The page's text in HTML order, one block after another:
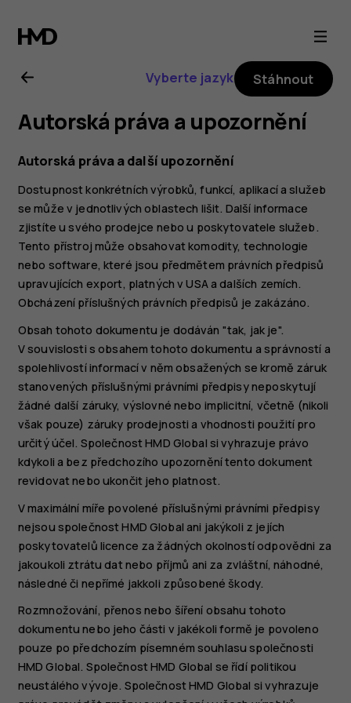
Uživatelská
příručka
k telefonu
Nokia 2.1
Vyberte jazyk Stáhnout
Autorská práva a upozornění
Autorská práva a další upozornění
Dostupnost konkrétních výrobků, funkcí, aplikací a služeb
se může v jednotlivých oblastech lišit. Další informace
zjistíte u svého prodejce nebo u poskytovatele služeb.
Tento přístroj může obsahovat komodity, technologie
nebo software, které jsou předmětem právních předpisů
upravujících export, platných v USA a dalších zemích.
Obcházení příslušných právních předpisů je zakázáno.
Obsah tohoto dokumentu je dodáván "tak, jak je".
V souvislosti s obsahem tohoto dokumentu a správností a
spolehlivostí informací v něm obsažených se kromě záruk
stanovených příslušnými právními předpisy neposkytují
žádné další záruky, výslovné nebo implicitní, včetně (nikoli
však pouze) záruky prodejnosti a vhodnosti použití pro
určitý účel. Společnost HMD Global si vyhrazuje právo
kdykoli a bez předchozího upozornění tento dokument
revidovat nebo ukončit jeho platnost.
V maximální míře povolené příslušnými právními předpisy
nejsou společnost HMD Global ani jakýkoli z jejích
poskytovatelů licence za žádných okolností odpovědni za
jakoukoli ztrátu dat nebo příjmů ani za zvláštní, náhodné,
následné či nepřímé jakkoli způsobené škody.
Rozmnožování, přenos nebo šíření obsahu tohoto
dokumentu nebo jeho části v jakékoli formě je povoleno
pouze po předchozím písemném souhlasu společnosti
HMD Global. Společnost HMD Global se řídí politikou
neustálého vývoje. Společnost HMD Global si vyhrazuje